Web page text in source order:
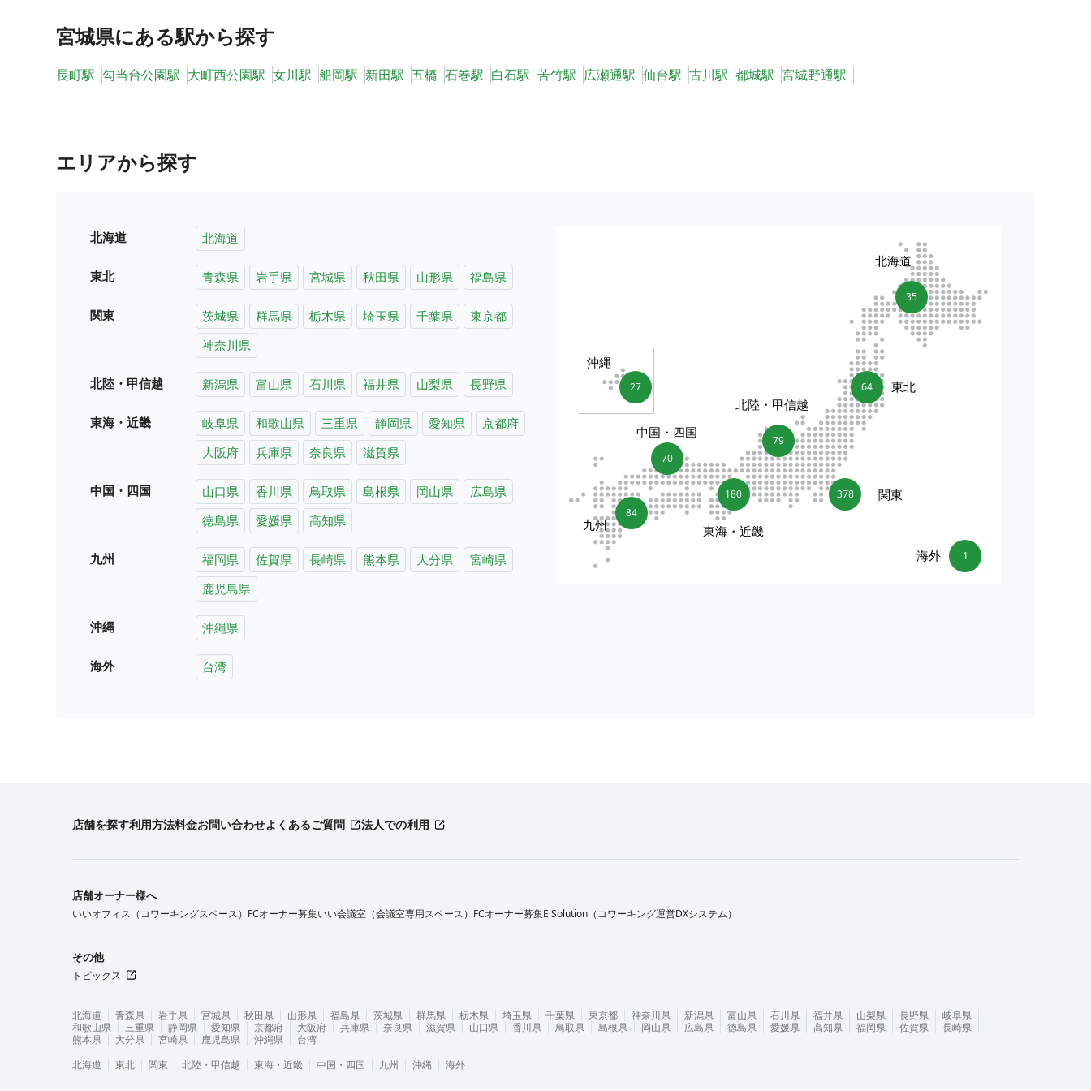
宮城県にある駅から探す
長町駅 勾当台公園駅 大町西公園駅 女川駅 船岡駅 新田駅 五橋 石巻駅 白石駅 苦竹駅 広瀬通駅 仙台駅 古川駅 都城駅 宮城野通駅
エリアから探す
北海道 北海道
東北 青森県 岩手県 宮城県 秋田県 山形県 福島県
関東 茨城県 群馬県 栃木県 埼玉県 千葉県
東京都
神奈川県
北陸・甲信越 新潟県 富山県 石川県 福井県 山梨県 長野県
東海・近畿 岐阜県 和歌山県 三重県 静岡県 愛知県
京都府
大阪府
兵庫県 奈良県 滋賀県
中国・四国 山口県 香川県 鳥取県 島根県 岡山県
広島県
徳島県
愛媛県 高知県
九州 福岡県 佐賀県 長崎県 熊本県 大分県
宮崎県
鹿児島県
沖縄 沖縄県
海外 台湾
35
北海道
64 東北
378 関東
79
北陸・甲信越
180
東海・近畿
70
中国・四国
84
九州
27
沖縄
1
海外
店舗を探す利用方法料金お問い合わせよくあるご質問 法人での利用
店舗オーナー様へ
いいオフィス（コワーキングスペース）FCオーナー募集いい会議室（会議室専用スペース）FCオーナー募集E Solution（コワーキング運営DXシステム）
その他
トピックス
北海道 青森県 岩手県 宮城県 秋田県 山形県 福島県 茨城県 群馬県 栃木県 埼玉県 千葉県 東京都 神奈川県 新潟県 富山県 石川県 福井県 山梨県 長野県
岐阜県
和歌山県
三重県 静岡県 愛知県 京都府 大阪府 兵庫県 奈良県 滋賀県 山口県 香川県 鳥取県 島根県 岡山県 広島県 徳島県 愛媛県 高知県 福岡県 佐賀県
長崎県
熊本県
大分県 宮崎県 鹿児島県 沖縄県
台湾
北海道
東北 関東 北陸・甲信越 東海・近畿 中国・四国 九州 沖縄 海外